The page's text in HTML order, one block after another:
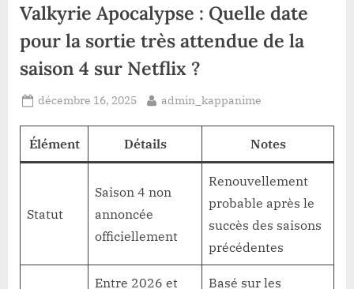
Valkyrie Apocalypse : Quelle date
pour la sortie très attendue de la
saison 4 sur Netflix ?
Posted
décembre 16, 2025 By
admin_kappanime
Élément Détails Notes
Statut
Saison 4 non
annoncée
officiellement
Renouvellement
probable après le
succès des saisons
précédentes
Entre 2026 et
Basé sur les